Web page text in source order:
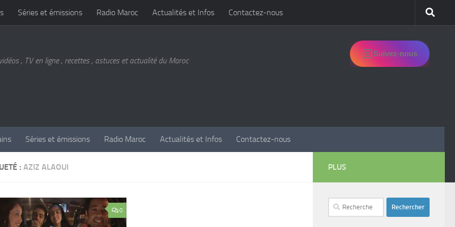
Séries et émissions Radio Maroc Actualités et Infos Contactez-nous
, TV en ligne , recettes , astuces et actualité du Maroc
Suivez-nous
Séries et émissions Radio Maroc Actualités et Infos Contactez-nous
: AZIZ ALAOUI
0
PLUS
Rechercher :